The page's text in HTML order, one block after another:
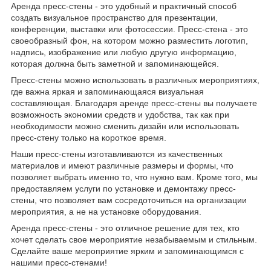
Аренда пресс-стены - это удобный и практичный способ
создать визуальное пространство для презентации,
конференции, выставки или фотосессии. Пресс-стена - это
своеобразный фон, на котором можно разместить логотип,
надпись, изображение или любую другую информацию,
которая должна быть заметной и запоминающейся.
Пресс-стены можно использовать в различных мероприятиях,
где важна яркая и запоминающаяся визуальная
составляющая. Благодаря аренде пресс-стены вы получаете
возможность экономии средств и удобства, так как при
необходимости можно сменить дизайн или использовать
пресс-стену только на короткое время.
Наши пресс-стены изготавливаются из качественных
материалов и имеют различные размеры и формы, что
позволяет выбрать именно то, что нужно вам. Кроме того, мы
предоставляем услуги по установке и демонтажу пресс-
стены, что позволяет вам сосредоточиться на организации
мероприятия, а не на установке оборудования.
Аренда пресс-стены - это отличное решение для тех, кто
хочет сделать свое мероприятие незабываемым и стильным.
Сделайте ваше мероприятие ярким и запоминающимся с
нашими пресс-стенами!